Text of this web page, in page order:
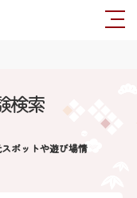
検索
ポットや遊び場情